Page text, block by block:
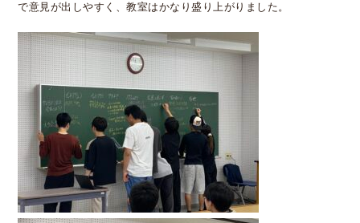
で意見が出しやすく、教室はかなり盛り上がりました。